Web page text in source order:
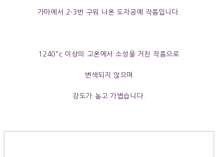
가마에서 2-3번 구워 나온 도자공예 작품입니다.
1240°c 이상의 고온에서 소성을 거친 작품으로
변색되지 않으며
강도가 높고 가볍습니다.